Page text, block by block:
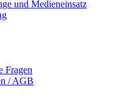
und Medieneinsatz
Fragen
/ AGB